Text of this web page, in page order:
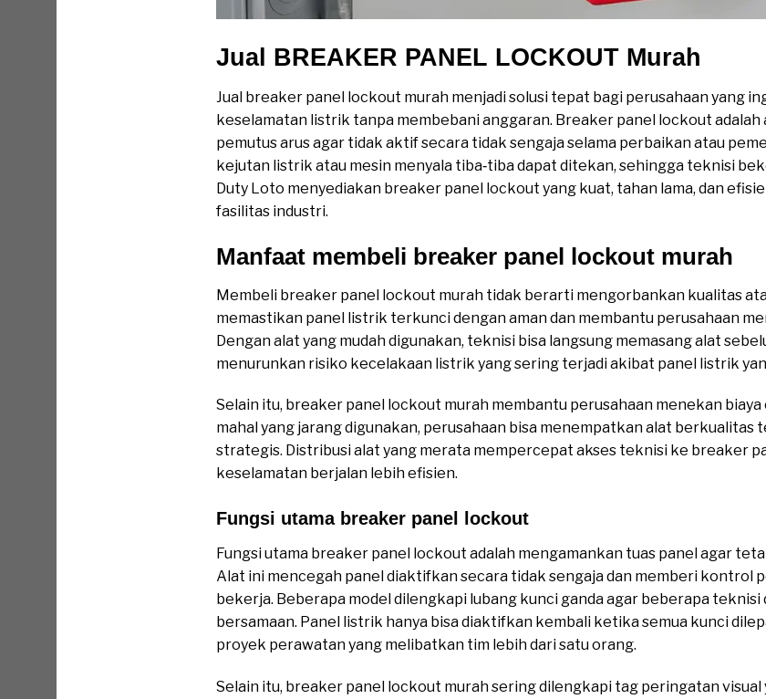
Jual BREAKER PANEL LOCKOUT Murah
Jual breaker panel lockout murah menjadi solusi tepat bagi perusahaan yang
keselamatan listrik tanpa membebani anggaran. Breaker panel lockout adalah
pemutus arus agar tidak aktif secara tidak sengaja selama perbaikan atau
kejutan listrik atau mesin menyala tiba‑tiba dapat ditekan, sehingga teknisi
Duty Loto menyediakan breaker panel lockout yang kuat, tahan lama, dan
fasilitas industri.
Manfaat membeli breaker panel lockout murah
Membeli breaker panel lockout murah tidak berarti mengorbankan kualitas
memastikan panel listrik terkunci dengan aman dan membantu perusahaan
Dengan alat yang mudah digunakan, teknisi bisa langsung memasang alat
menurunkan risiko kecelakaan listrik yang sering terjadi akibat panel listrik
Selain itu, breaker panel lockout murah membantu perusahaan menekan
mahal yang jarang digunakan, perusahaan bisa menempatkan alat berkualitas
strategis. Distribusi alat yang merata mempercepat akses teknisi ke breaker
keselamatan berjalan lebih efisien.
Fungsi utama breaker panel lockout
Fungsi utama breaker panel lockout adalah mengamankan tuas panel agar
Alat ini mencegah panel diaktifkan secara tidak sengaja dan memberi kontrol
bekerja. Beberapa model dilengkapi lubang kunci ganda agar beberapa teknisi
bersamaan. Panel listrik hanya bisa diaktifkan kembali ketika semua kunci
proyek perawatan yang melibatkan tim lebih dari satu orang.
Selain itu, breaker panel lockout murah sering dilengkapi tag peringatan visual